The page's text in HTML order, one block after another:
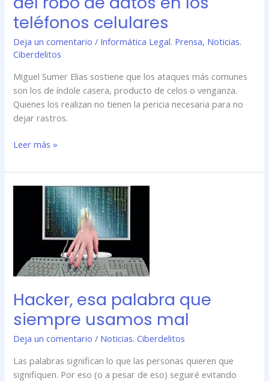
teléfonos celulares
Deja un comentario / Informática Legal. Prensa, Noticias.
Ciberdelitos
Miguel Sumer Elias sostiene que los ataques más comunes
son los de índole casera, producto de celos o venganza.
Quienes los realizan no tienen la pericia necesaria para no
dejar rastros.
teléfonos
celulares
Leer más »
Hacker, esa palabra que
siempre usamos mal
Deja un comentario / Noticias. Ciberdelitos
Las palabras significan lo que las personas quieren que
signifiquen. Por eso (o a pesar de eso) seguiré evitando
Hacker,
usamos
mal